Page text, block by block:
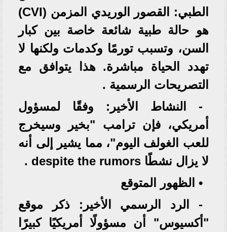
الطبي: القصور الوريدي المزمن (CVI)
هو حالة طبية شائعة خاصة بين كبار
السن، وتسبب تورمًا وكدمات ولكنها لا
تهدد الحياة مباشرة. هذا يتوافق مع
التصريحات الرسمية .
- النشاط الأخير: وفقًا لمسؤول
أمريكي، فإن ترامب "بخير وسيخرج
للعب الغولف اليوم"، مما يشير إلى أنه
لا يزال نشطًا despite the rumors .
• الظهور المتوقع
- الرد الرسمي الأخير: ذكر موقع
"أكسيوس" أن مسؤولًا أمريكيًا كبيرًا